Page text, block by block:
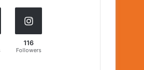
116
Followers